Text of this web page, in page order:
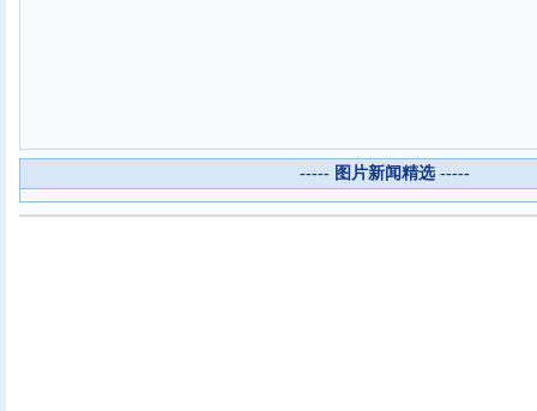
----- 图片新闻精选 -----